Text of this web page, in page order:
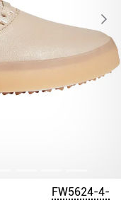
FW5624-4-